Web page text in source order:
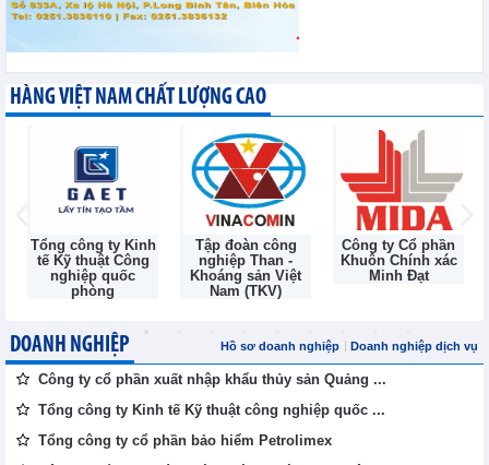
HÀNG VIỆT NAM CHẤT LƯỢNG CAO
Tổng công ty Kinh
tế Kỹ thuật Công
nghiệp quốc
phòng
Tập đoàn công
nghiệp Than -
Khoáng sản Việt
Nam (TKV)
Công ty Cổ phần
Khuôn Chính xác
Minh Đạt
DOANH NGHIỆP Hồ sơ doanh nghiệp Doanh nghiệp dịch vụ
Công ty cổ phần xuất nhập khẩu thủy sản Quảng ...
Tổng công ty Kinh tế Kỹ thuật công nghiệp quốc ...
Tổng công ty cổ phần bảo hiểm Petrolimex